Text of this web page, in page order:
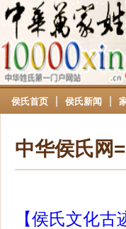
侯氏首页 侯氏新闻
中华侯氏网
【侯氏文化